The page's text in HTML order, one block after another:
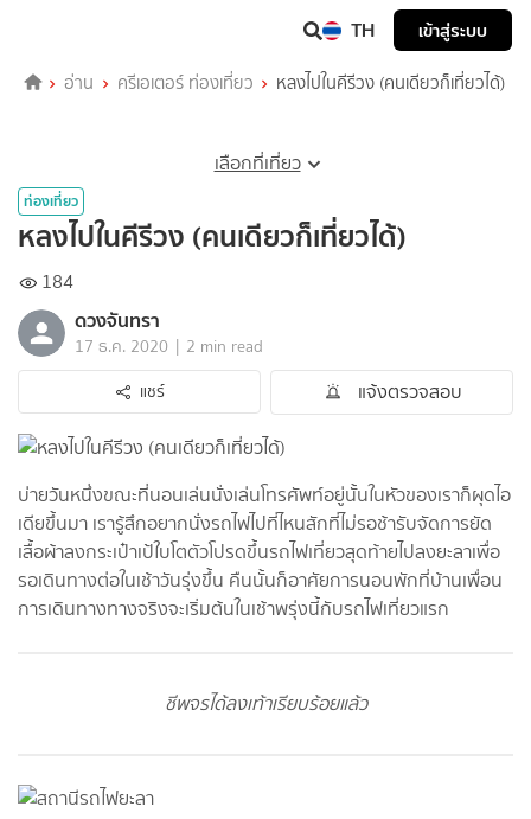
TH เข้าสู่ระบบ
อ่าน ครีเอเตอร์ ท่องเที่ยว หลงไปในคีรีวง (คนเดียวก็เที่ยวได้)
เลือกที่เที่ยว
ท่องเที่ยว
หลงไปในคีรีวง (คนเดียวก็เที่ยวได้)
184
ดวงจันทรา
17 ธ.ค. 2020 | 2 min read
แชร์
แจ้งตรวจสอบ
บ่ายวันหนึ่งขณะที่นอนเล่นนั่งเล่นโทรศัพท์อยู่นั้นในหัวของเราก็ผุดไอ
เดียขึ้นมา เรารู้สึกอยากนั่งรถไฟไปที่ไหนสักที่ไม่รอช้ารับจัดการยัด
เสื้อผ้าลงกระเป๋าเป้ใบโตตัวโปรดขึ้นรถไฟเที่ยวสุดท้ายไปลงยะลาเพื่อ
รอเดินทางต่อในเช้าวันรุ่งขึ้น คืนนั้นก็อาศัยการนอนพักที่บ้านเพื่อน
การเดินทางทางจริงจะเริ่มต้นในเช้าพรุ่งนี้กับรถไฟเที่ยวแรก
ชีพจรได้ลงเท้าเรียบร้อยแล้ว